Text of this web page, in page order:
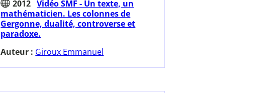
2012 Vidéo SMF - Un texte, un
mathématicien. Les colonnes de
Gergonne, dualité, controverse et
paradoxe.
Auteur : Giroux Emmanuel